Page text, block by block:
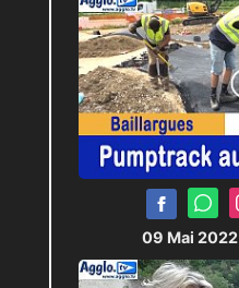
09 Mai 2022